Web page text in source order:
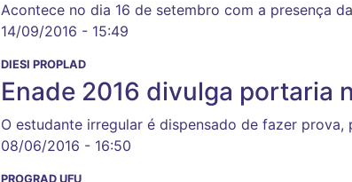
Acontece no dia 16 de setembro com a presença
14/09/2016 - 15:49
DIESI PROPLAD
Enade 2016 divulga portaria
O estudante irregular é dispensado de fazer
08/06/2016 - 16:50
PROGRAD UFU